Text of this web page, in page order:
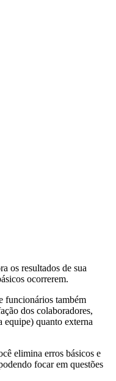
os resultados de sua
ocorrerem.
funcionários também
dos colaboradores,
equipe) quanto externa
elimina erros básicos e
focar em questões